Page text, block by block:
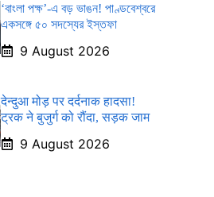
‘বাংলা পক্ষ’-এ বড় ভাঙন! পাণ্ডবেশ্বরে
একসঙ্গে ৫০ সদস্যের ইস্তফা
9 August 2026
देन्दुआ मोड़ पर दर्दनाक हादसा!
ट्रक ने बुजुर्ग को रौंदा, सड़क जाम
9 August 2026